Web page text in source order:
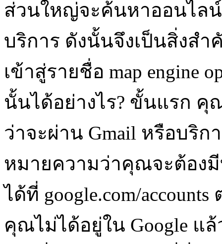
ส่วนใหญ่จะค้นหาออนไล
บริการ ดังนั้นจึงเป็นสิ่งส
เข้าสู่รายชื่อ map engine
นั้นได้อย่างไร? ขั้นแรก คุ
ว่าจะผ่าน Gmail หรือบริก
หมายความว่าคุณจะต้อง
ได้ที่ google.com/
คุณไม่ได้อยู่ใน Google แล้